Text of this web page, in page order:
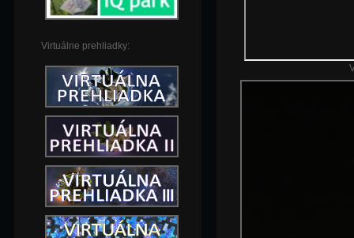
Virtuálne prehliadky: